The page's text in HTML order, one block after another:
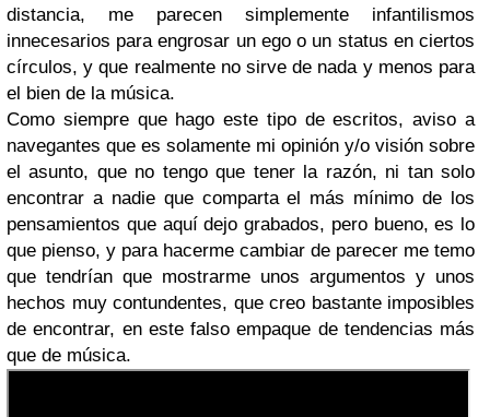
distancia, me parecen simplemente infantilismos
innecesarios para engrosar un ego o un status en ciertos
círculos, y que realmente no sirve de nada y menos para
el bien de la música.
Como siempre que hago este tipo de escritos, aviso a
navegantes que es solamente mi opinión y/o visión sobre
el asunto, que no tengo que tener la razón, ni tan solo
encontrar a nadie que comparta el más mínimo de los
pensamientos que aquí dejo grabados, pero bueno, es lo
que pienso, y para hacerme cambiar de parecer me temo
que tendrían que mostrarme unos argumentos y unos
hechos muy contundentes, que creo bastante imposibles
de encontrar, en este falso empaque de tendencias más
que de música.